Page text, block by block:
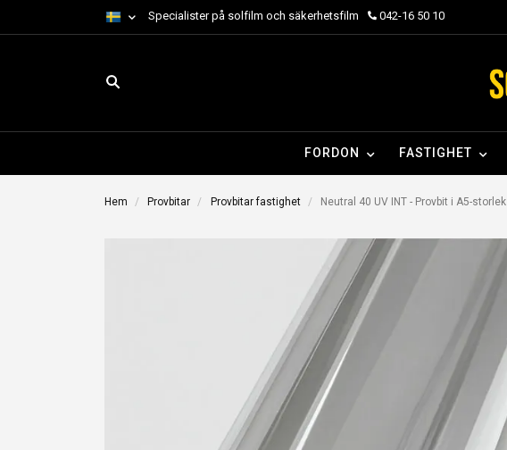
Specialister på solfilm och säkerhetsfilm 042-16 50 10
FORDON FASTIGHET
Hem Provbitar Provbitar fastighet Neutral 40 UV INT - Provbit i A5-storlek